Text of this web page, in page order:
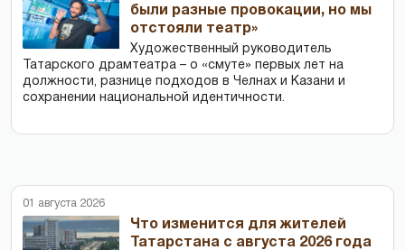
были разные провокации, но мы
отстояли театр»
Художественный руководитель
Татарского драмтеатра – о «смуте» первых лет на
должности, разнице подходов в Челнах и Казани и
сохранении национальной идентичности.
01 августа 2026
Что изменится для жителей
Татарстана с августа 2026 года